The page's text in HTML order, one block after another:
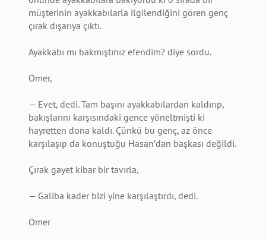
müşterinin ayakkabılarla ilgilendiğini gören genç
çırak dışarıya çıktı.
Ayakkabı mı bakmıştınız efendim? diye sordu.
Ömer,
— Evet, dedi. Tam başını ayakkabılardan kaldırıp,
bakışlarını karşısındaki gence yöneltmişti ki
hayretten dona kaldı. Çünkü bu genç, az önce
karşılaşıp da konuştuğu Hasan’dan başkası değildi.
Çırak gayet kibar bir tavırla,
— Galiba kader bizi yine karşılaştırdı, dedi.
Ömer